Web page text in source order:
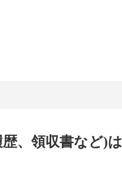
、領収書など)は